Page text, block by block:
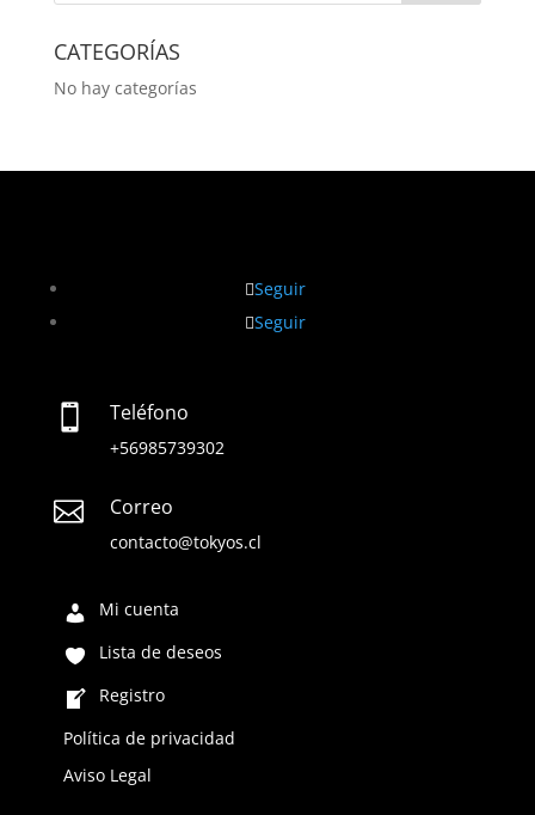
CATEGORÍAS
No hay categorías
Seguir
Seguir
 Teléfono
+56985739302
 Correo
contacto@tokyos.cl
Mi cuenta
Lista de deseos
Registro
Política de privacidad
Aviso Legal